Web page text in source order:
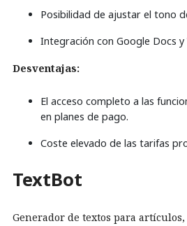
Posibilidad de ajustar el tono
Integración con Google Docs y
Desventajas:
El acceso completo a las
en planes de pago.
Coste elevado de las tarifas
TextBot
Generador de textos para